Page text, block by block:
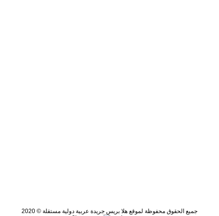
جميع الحقوق محفوظة لموقع هلا بريس جريدة عربية دولية مستقلة © 2020